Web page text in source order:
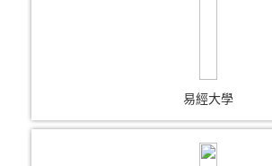
易經大學